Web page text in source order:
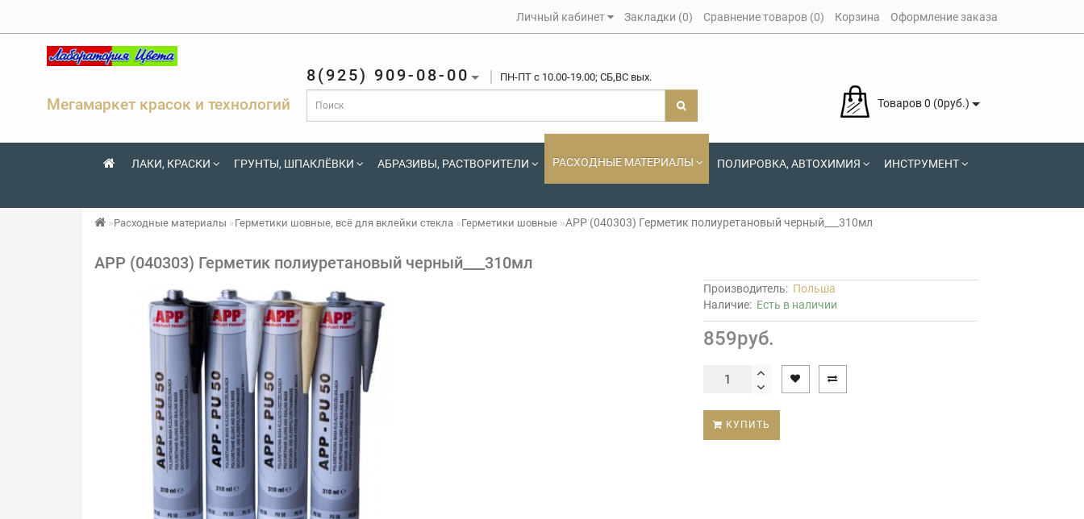
Личный кабинет Закладки (0) Сравнение товаров (0) Корзина Оформление заказа
Мегамаркет красок и технологий
8(925) 909-08-00 ПН-ПТ c 10.00-19.00; СБ,ВС вых.
Товаров 0 (0руб.)
ЛАКИ, КРАСКИ ГРУНТЫ, ШПАКЛЁВКИ АБРАЗИВЫ, РАСТВОРИТЕЛИ РАСХОДНЫЕ МАТЕРИАЛЫ ПОЛИРОВКА, АВТОХИМИЯ ИНСТРУМЕНТ
Расходные материалы Герметики шовные, всё для вклейки стекла Герметики шовные APP (040303) Герметик полиуретановый черный___310мл
APP (040303) Герметик полиуретановый черный___310мл
Производитель: Польша
Наличие: Есть в наличии
859руб.
КУПИТЬ